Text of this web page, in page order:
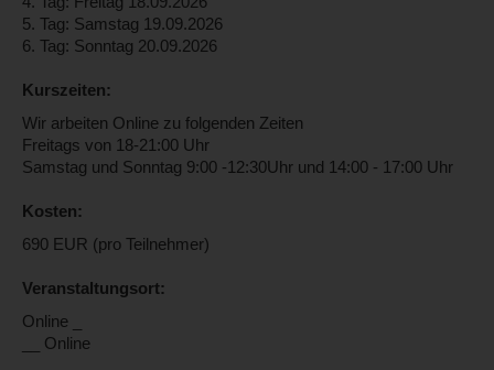
5. Tag: Samstag 19.09.2026
6. Tag: Sonntag 20.09.2026
Kurszeiten:
Wir arbeiten Online zu folgenden Zeiten
Freitags von 18-21:00 Uhr
Samstag und Sonntag 9:00 -12:30Uhr und 14:00 - 17:00 Uhr
Kosten:
690 EUR (pro Teilnehmer)
Veranstaltungsort:
Online _
__ Online